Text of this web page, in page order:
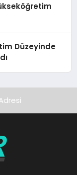
Düzeyinde